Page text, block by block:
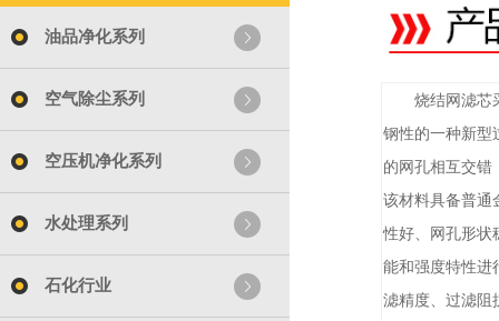
油品净化系列
空气除尘系列
空压机净化系列
水处理系列
石化行业
烧结网滤芯
钢性的一种新型
的网孔相互交错
该材料具备普通
性好、网孔形状
能和强度特性进
滤精度、过滤阻